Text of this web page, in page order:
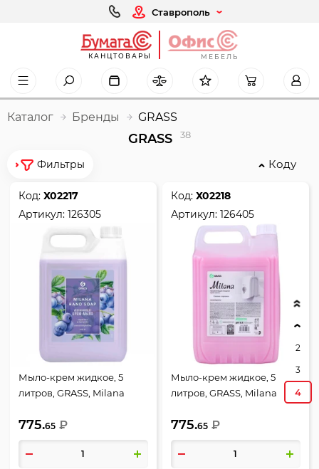
Ставрополь
КАНЦТОВАРЫ МЕБЕЛЬ
Каталог Бренды GRASS
GRASS 38
Фильтры Коду
Код:Х02217
Артикул:126305
Мыло-крем жидкое, 5
литров, GRASS, Milana
775.65 ₽
Код:Х02218
Артикул:126405
Мыло-крем жидкое, 5
литров, GRASS, Milana
775.65 ₽
2
3
4